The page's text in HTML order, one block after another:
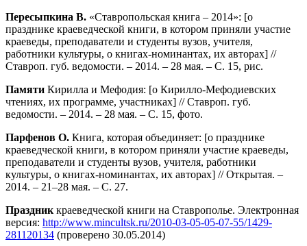
Пересыпкина В. «Ставропольская книга – 2014»: [о
празднике краеведческой книги, в котором приняли участие
краеведы, преподаватели и студенты вузов, учителя,
работники культуры, о книгах-номинантах, их авторах] //
Ставроп. губ. ведомости. – 2014. – 28 мая. – С. 15, рис.
Памяти Кирилла и Мефодия: [о Кирилло-Мефодиевских
чтениях, их программе, участниках] // Ставроп. губ.
ведомости. – 2014. – 28 мая. – С. 15, фото.
Парфенов О. Книга, которая объединяет: [о празднике
краеведческой книги, в котором приняли участие краеведы,
преподаватели и студенты вузов, учителя, работники
культуры, о книгах-номинантах, их авторах] // Открытая. –
2014. – 21–28 мая. – С. 27.
Праздник краеведческой книги на Ставрополье. Электронная
версия: http://www.mincultsk.ru/2010-03-05-05-07-55/1429-
281120134 (проверено 30.05.2014)